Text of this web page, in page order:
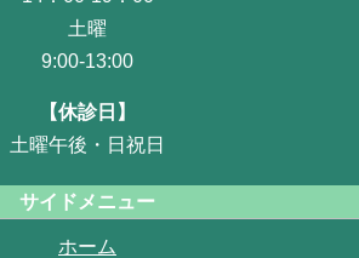
土曜
9:00-13:00
【休診日】
土曜午後・日祝日
サイドメニュー
ホーム